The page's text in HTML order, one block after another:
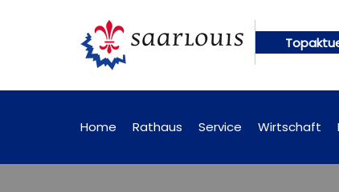
online abrufbar Öffentliche
Home Rathaus Service Wirtschaft